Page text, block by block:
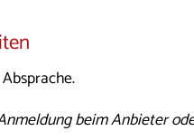
beim Anbieter